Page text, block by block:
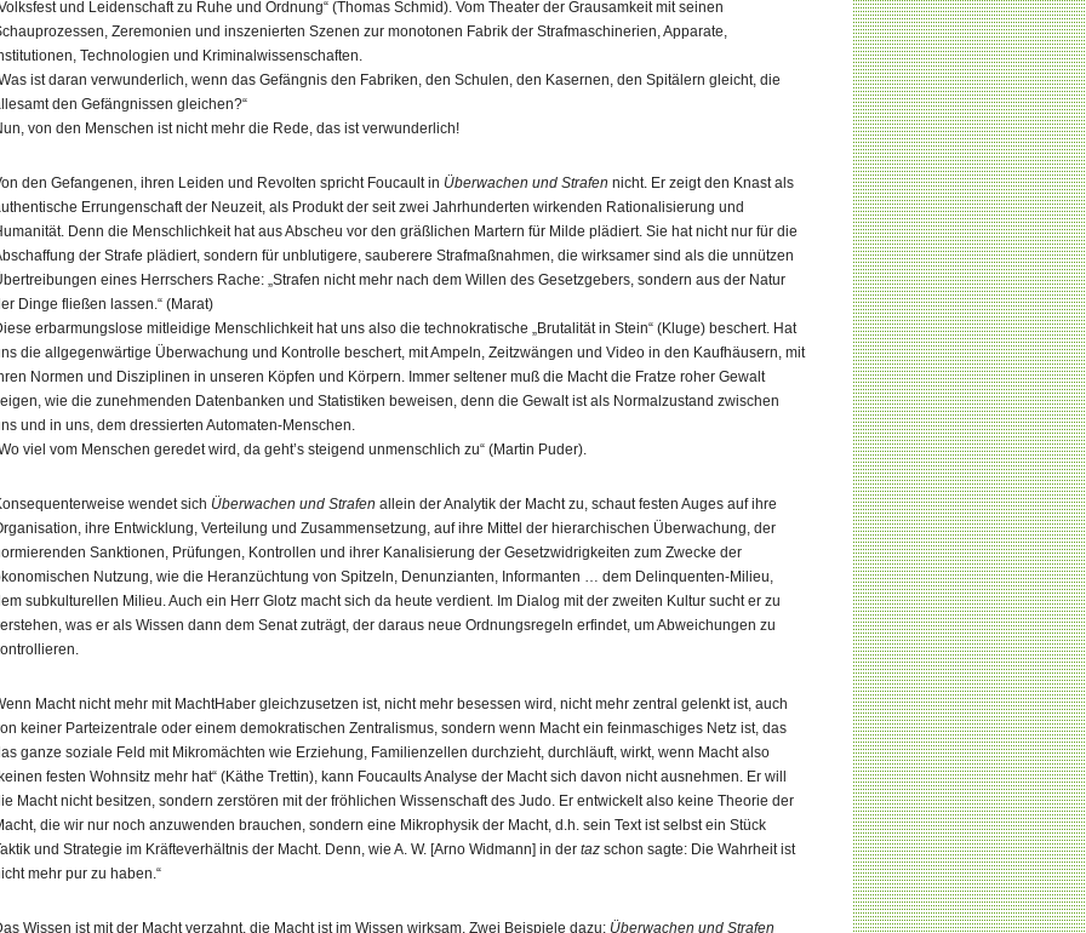
und Leidenschaft zu Ruhe und Ordnung“ (Thomas Schmid). Vom Theater der Grausamkeit mit seinen
Zeremonien und inszenierten Szenen zur monotonen Fabrik der Strafmaschinerien, Apparate,
Technologien und Kriminalwissenschaften.
ist daran verwunderlich, wenn das Gefängnis den Fabriken, den Schulen, den Kasernen, den Spitälern gleicht, die
den Gefängnissen gleichen?“
von den Menschen ist nicht mehr die Rede, das ist verwunderlich!
den Gefangenen, ihren Leiden und Revolten spricht Foucault in Überwachen und Strafen nicht. Er zeigt den Knast als
Errungenschaft der Neuzeit, als Produkt der seit zwei Jahrhunderten wirkenden Rationalisierung und
Denn die Menschlichkeit hat aus Abscheu vor den gräßlichen Martern für Milde plädiert. Sie hat nicht nur für die
der Strafe plädiert, sondern für unblutigere, sauberere Strafmaßnahmen, die wirksamer sind als die unnützen
eines Herrschers Rache: „Strafen nicht mehr nach dem Willen des Gesetzgebers, sondern aus der Natur
Dinge fließen lassen.“ (Marat)
erbarmungslose mitleidige Menschlichkeit hat uns also die technokratische „Brutalität in Stein“ (Kluge) beschert. Hat
die allgegenwärtige Überwachung und Kontrolle beschert, mit Ampeln, Zeitzwängen und Video in den Kaufhäusern, mit
Normen und Disziplinen in unseren Köpfen und Körpern. Immer seltener muß die Macht die Fratze roher Gewalt
wie die zunehmenden Datenbanken und Statistiken beweisen, denn die Gewalt ist als Normalzustand zwischen
und in uns, dem dressierten Automaten-Menschen.
viel vom Menschen geredet wird, da geht’s steigend unmenschlich zu“ (Martin Puder).
wendet sich Überwachen und Strafen allein der Analytik der Macht zu, schaut festen Auges auf ihre
ihre Entwicklung, Verteilung und Zusammensetzung, auf ihre Mittel der hierarchischen Überwachung, der
Sanktionen, Prüfungen, Kontrollen und ihrer Kanalisierung der Gesetzwidrigkeiten zum Zwecke der
Nutzung, wie die Heranzüchtung von Spitzeln, Denunzianten, Informanten … dem Delinquenten‑Milieu,
subkulturellen Milieu. Auch ein Herr Glotz macht sich da heute verdient. Im Dialog mit der zweiten Kultur sucht er zu
was er als Wissen dann dem Senat zuträgt, der daraus neue Ordnungsregeln erfindet, um Abweichungen zu
Macht nicht mehr mit MachtHaber gleichzusetzen ist, nicht mehr besessen wird, nicht mehr zentral gelenkt ist, auch
keiner Parteizentrale oder einem demokratischen Zentralismus, sondern wenn Macht ein feinmaschiges Netz ist, das
ganze soziale Feld mit Mikromächten wie Erziehung, Familienzellen durchzieht, durchläuft, wirkt, wenn Macht also
festen Wohnsitz mehr hat“ (Käthe Trettin), kann Foucaults Analyse der Macht sich davon nicht ausnehmen. Er will
Macht nicht besitzen, sondern zerstören mit der fröhlichen Wissenschaft des Judo. Er entwickelt also keine Theorie der
die wir nur noch anzuwenden brauchen, sondern eine Mikrophysik der Macht, d.h. sein Text ist selbst ein Stück
und Strategie im Kräfteverhältnis der Macht. Denn, wie A. W. [Arno Widmann] in der tazschon sagte: Die Wahrheit ist
mehr pur zu haben.“
Wissen ist mit der Macht verzahnt, die Macht ist im Wissen wirksam. Zwei Beispiele dazu: Überwachen und Strafen